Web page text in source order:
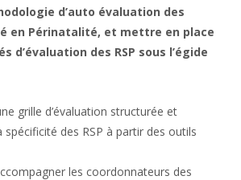
d’auto évaluation des
en Périnatalité, et mettre en place
d’évaluation des RSP sous l’égide
grille d’évaluation structurée et
spécificité des RSP à partir des outils
les coordonnateurs des